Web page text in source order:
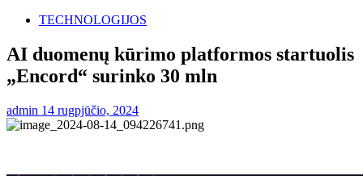
TECHNOLOGIJOS
AI duomenų kūrimo platformos startuolis
„Encord“ surinko 30 mln
admin 14 rugpjūčio, 2024